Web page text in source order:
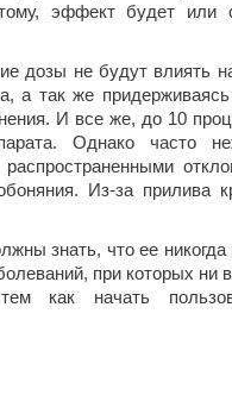
эффект будет или
дозы не будут влиять
а так же
И все же, до 10
Однако часто
Из-за прилива
знать, что ее
при которых ни
как начать